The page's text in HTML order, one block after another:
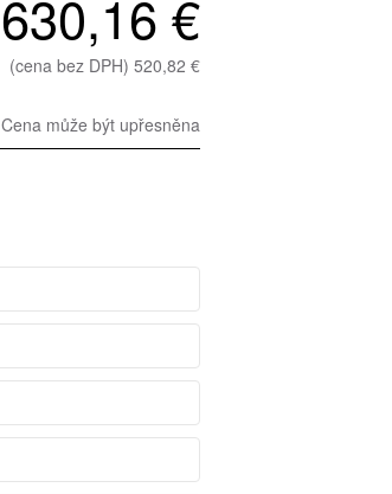
630,16 €
(cena bez DPH) 520,82 €
Cena může být upřesněna